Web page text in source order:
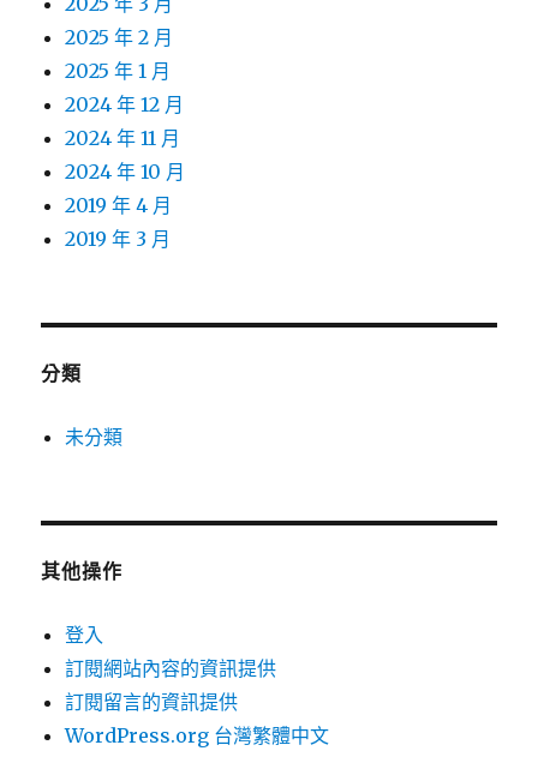
2025 年 2 月
2025 年 1 月
2024 年 12 月
2024 年 11 月
2024 年 10 月
2019 年 4 月
2019 年 3 月
分類
未分類
其他操作
登入
訂閱網站內容的資訊提供
訂閱留言的資訊提供
WordPress.org 台灣繁體中文